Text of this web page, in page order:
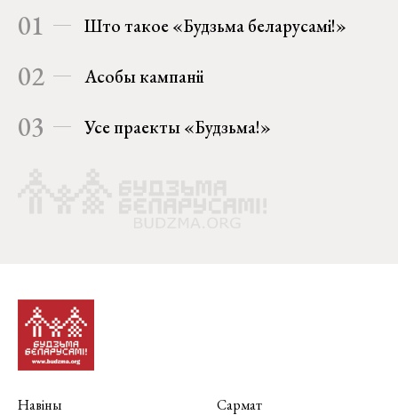
01 Што такое «Будзьма беларусамі!»
02 Асобы кампаніі
03 Усе праекты «Будзьма!»
Навіны
Сармат